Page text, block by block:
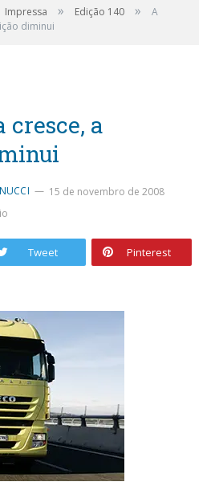
Impressa » Edição 140 »
A
diminui
a
15 de novembro de 2008
Tweet Pinterest